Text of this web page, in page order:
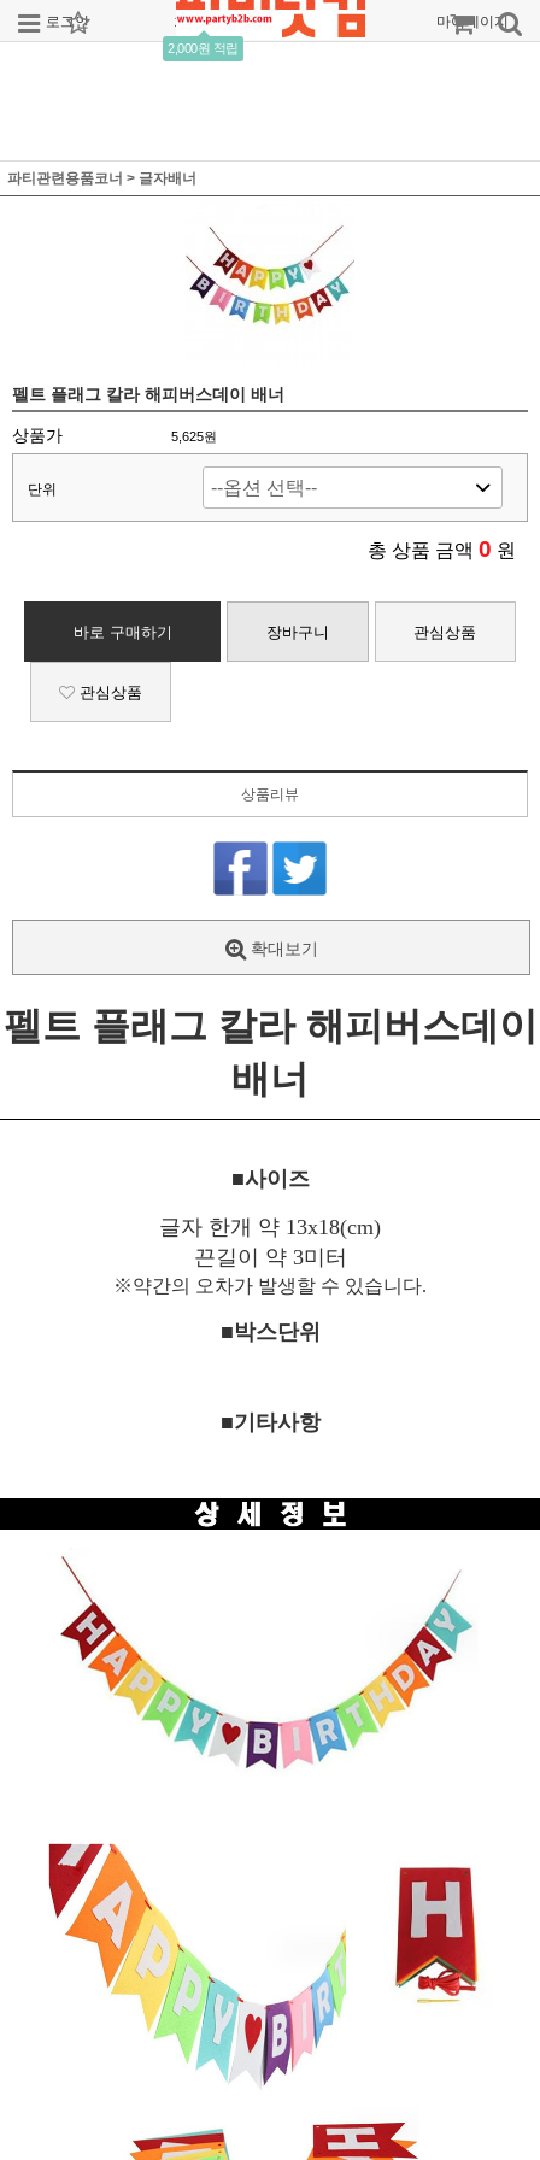
로그인 회원가입
2,000원 적립
주문조회 마이페이지
파티관련용품코너 > 글자배너
펠트 플래그 칼라 해피버스데이 배너
상품가 5,625원
단위
총 상품 금액 0 원
바로 구매하기 장바구니 관심상품
관심상품
상품리뷰
확대보기
펠트 플래그 칼라 해피버스데이
배너
■사이즈
글자 한개 약 13x18(cm)
끈길이 약 3미터
※약간의 오차가 발생할 수 있습니다.
■박스단위
■기타사항